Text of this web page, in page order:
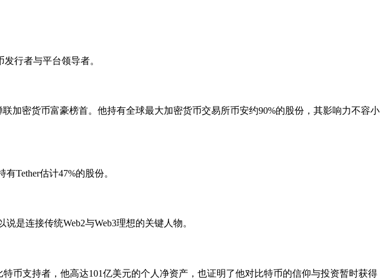
行者与平台领导者。
加密货币富豪榜首。他持有全球最大加密货币交易所币安约90%的股份，其影响力不容小
Tether估计47%的股份。
是连接传统Web2与Web3理想的关键人物。
币支持者，他高达101亿美元的个人净资产，也证明了他对比特币的信仰与投资暂时获得